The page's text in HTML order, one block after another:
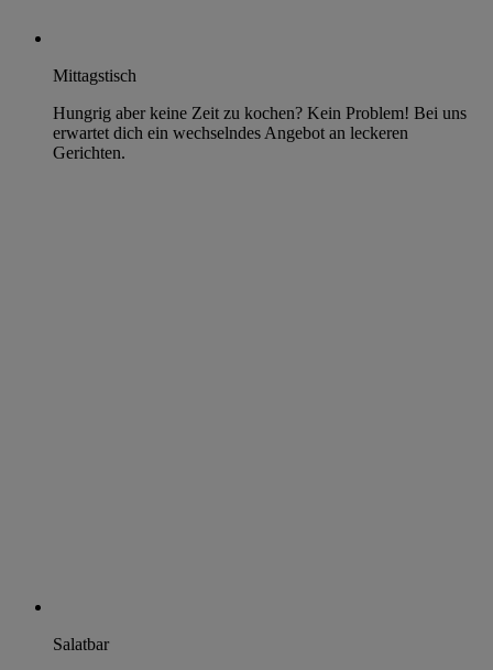
Mittagstisch
Hungrig aber keine Zeit zu kochen? Kein Problem! Bei uns
erwartet dich ein wechselndes Angebot an leckeren
Gerichten.
Salatbar